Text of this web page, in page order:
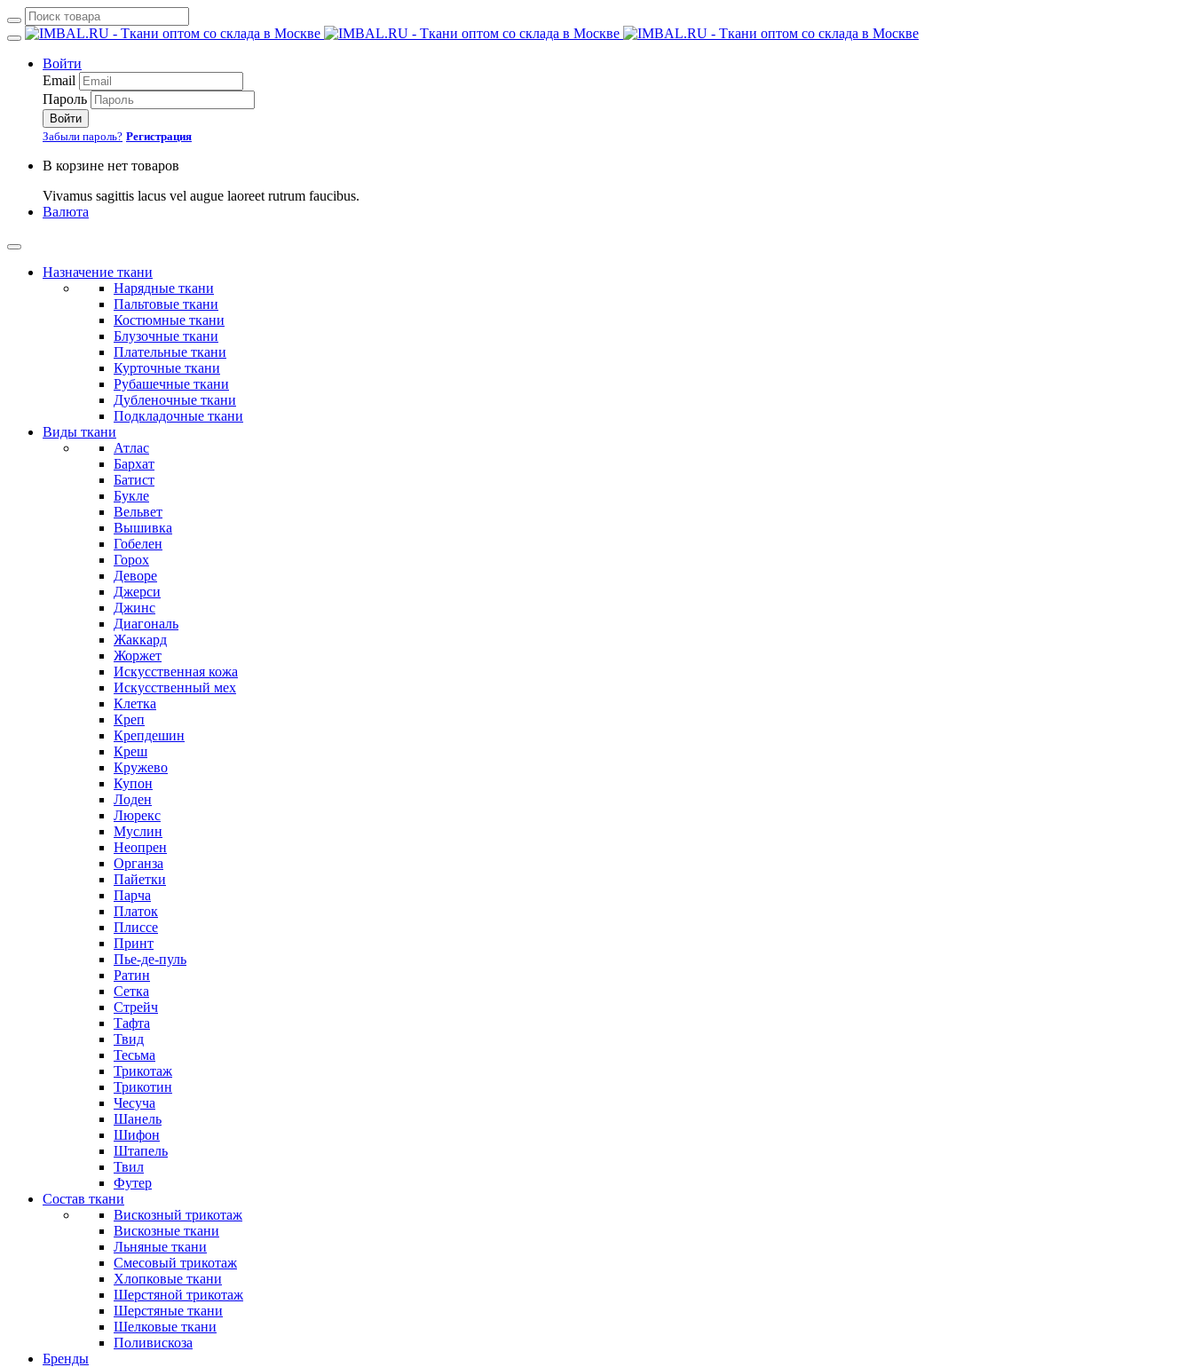
Войти
Email
Пароль
Войти
Забыли пароль? Регистрация
В корзине нет товаров
Vivamus sagittis lacus vel augue laoreet rutrum faucibus.
Валюта
Назначение ткани
Нарядные ткани
Пальтовые ткани
Костюмные ткани
Блузочные ткани
Плательные ткани
Курточные ткани
Рубашечные ткани
Дубленочные ткани
Подкладочные ткани
Виды ткани
Атлас
Бархат
Батист
Букле
Вельвет
Вышивка
Гобелен
Горох
Деворе
Джерси
Джинс
Диагональ
Жаккард
Жоржет
Искусственная кожа
Искусственный мех
Клетка
Креп
Крепдешин
Креш
Кружево
Купон
Лоден
Люрекс
Муслин
Неопрен
Органза
Пайетки
Парча
Платок
Плиссе
Принт
Пье-де-пуль
Ратин
Сетка
Стрейч
Тафта
Твид
Тесьма
Трикотаж
Трикотин
Чесуча
Шанель
Шифон
Штапель
Твил
Футер
Состав ткани
Вискозный трикотаж
Вискозные ткани
Льняные ткани
Смесовый трикотаж
Хлопковые ткани
Шерстяной трикотаж
Шерстяные ткани
Шелковые ткани
Поливискоза
Бренды